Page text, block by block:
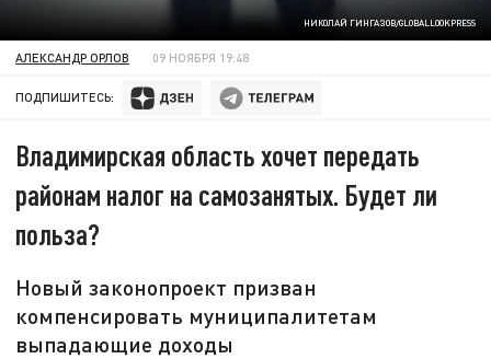
НИКОЛАЙ ГИНГАЗОВ/GLOBALLOOKPRESS
АЛЕКСАНДР ОРЛОВ 09 НОЯБРЯ 19:48
ПОДПИШИТЕСЬ:
Владимирская область хочет передать
районам налог на самозанятых. Будет ли
польза?
Новый законопроект призван
компенсировать муниципалитетам
выпадающие доходы